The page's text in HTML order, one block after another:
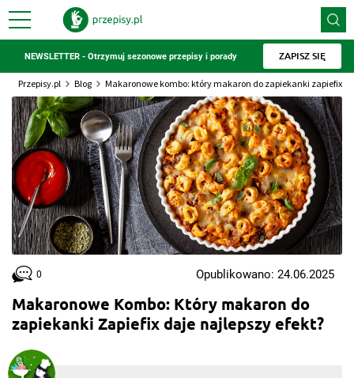
NEWSLETTER - Otrzymuj sezonowe przepisy i porady ZAPISZ SIĘ
Przepisy.pl Blog Makaronowe kombo: który makaron do zapiekanki zapiefix
Makaronowe Kombo: Który makaron do
zapiekanki Zapiefix daje najlepszy efekt?
0 Opublikowano: 24.06.2025